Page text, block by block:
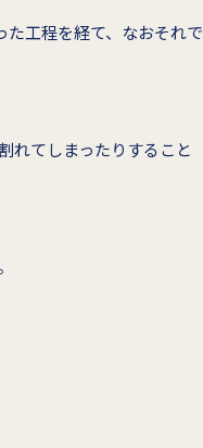
工程を経て、なおそれで
れてしまったりすること